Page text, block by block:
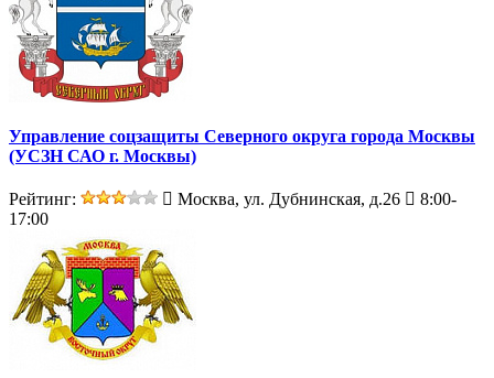
Управление соцзащиты Северного округа города Москвы
(УСЗН САО г. Москвы)
Рейтинг: Москва, ул. Дубнинская, д.26
8:00-
17:00